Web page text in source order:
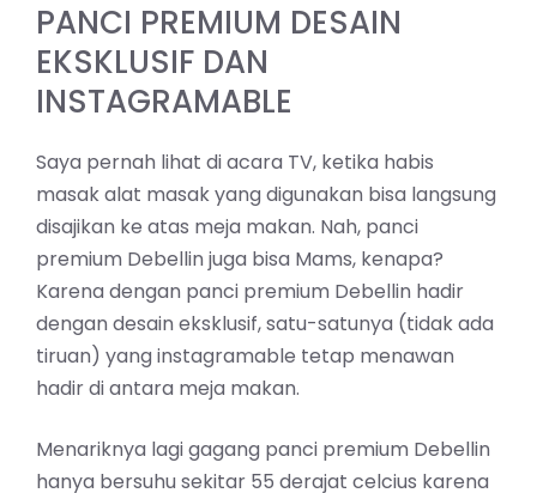
PANCI PREMIUM DESAIN
EKSKLUSIF DAN
INSTAGRAMABLE
Saya pernah lihat di acara TV, ketika habis
masak alat masak yang digunakan bisa langsung
disajikan ke atas meja makan. Nah, panci
premium Debellin juga bisa Mams, kenapa?
Karena dengan panci premium Debellin hadir
dengan desain eksklusif, satu-satunya (tidak ada
tiruan) yang instagramable tetap menawan
hadir di antara meja makan.
Menariknya lagi gagang panci premium Debellin
hanya bersuhu sekitar 55 derajat celcius karena